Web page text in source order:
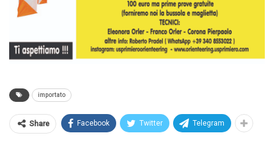
importato
Share Facebook Twitter Telegram